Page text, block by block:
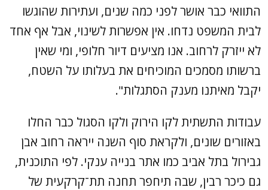
התוואי כבר אושר לפני כמה שנים, ועתירות שהוגשו
לבית המשפט נדחו. אין אפשרות לשינוי, אבל אף אחד
לא ייזרק לרחוב. אנו מציעים דיור חלופי, ומי שאין
ברשותו מסמכים המוכיחים את בעלותו על השטח,
יקבל מאיתנו מענק הסתגלות".
עבודות התשתית לקו הירוק ולקו הסגול כבר החלו
באזורים שונים, ולקראת סוף השנה ייראה רחוב אבן
גבירול בתל אביב כמו אתר בנייה ענקי. לפי התוכנית,
גם כיכר רבין, שבה תיחפר תחנה תת־קרקעית של